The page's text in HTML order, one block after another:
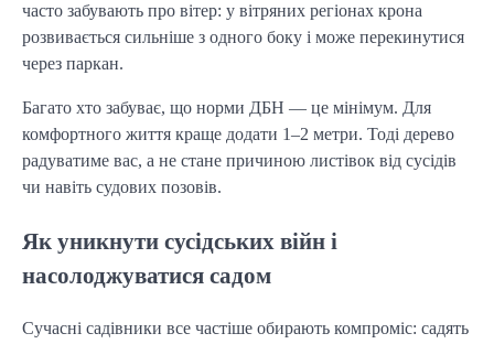
часто забувають про вітер: у вітряних регіонах крона
розвивається сильніше з одного боку і може перекинутися
через паркан.
Багато хто забуває, що норми ДБН — це мінімум. Для
комфортного життя краще додати 1–2 метри. Тоді дерево
радуватиме вас, а не стане причиною листівок від сусідів
чи навіть судових позовів.
Як уникнути сусідських війн і
насолоджуватися садом
Сучасні садівники все частіше обирають компроміс: садять